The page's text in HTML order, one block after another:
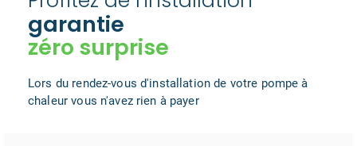
garantie
zéro surprise
Lors du rendez-vous d'installation de votre pompe à
chaleur vous n'avez rien à payer